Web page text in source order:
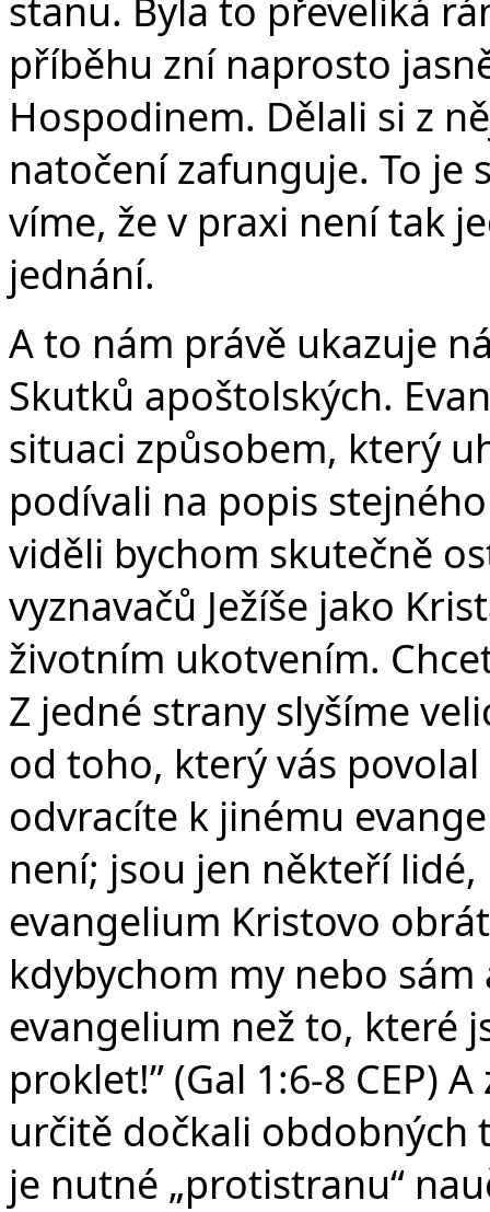
stanu. Byla to převeliká
příběhu zní naprosto
Hospodinem. Dělali si z
natočení zafunguje. To je
víme, že v praxi není tak
jednání.
A to nám právě ukazuje
Skutků apoštolských.
situaci způsobem, který
podívali na popis
viděli bychom skutečně
vyznavačů Ježíše jako
životním ukotvením.
Z jedné strany slyšíme
od toho, který vás
odvracíte k jinému
není; jsou jen někteří
evangelium Kristovo
kdybychom my nebo
evangelium než to, které
proklet!” (Gal 1:6-8 CEP)
určitě dočkali obdobných
je nutné „protistranu“